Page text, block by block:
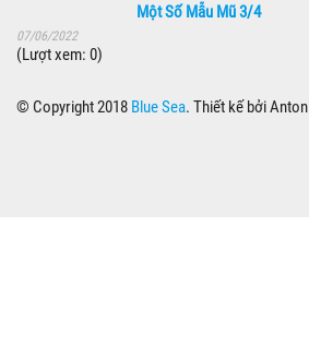
Một Số Mẫu Mũ 3/4
07/06/2022
(Lượt xem: 0)
© Copyright 2018 Blue Sea. Thiết kế bởi Anton